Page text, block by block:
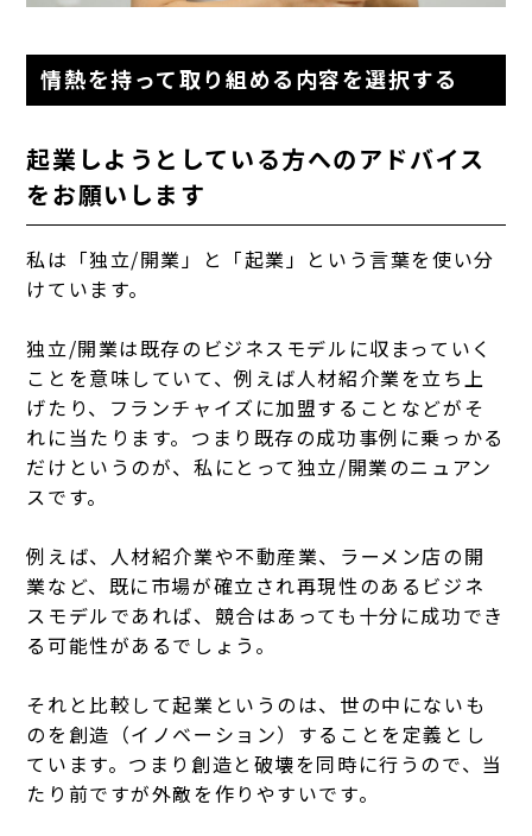
情熱を持って取り組める内容を選択する
起業しようとしている方へのアドバイス
をお願いします
私は「独立/開業」と「起業」という言葉を使い分
けています。
独立/開業は既存のビジネスモデルに収まっていく
ことを意味していて、例えば人材紹介業を立ち上
げたり、フランチャイズに加盟することなどがそ
れに当たります。 つまり既存の成功事例に乗っかる
だけというのが、私にとって独立/開業のニュアン
スです。
例えば、人材紹介業や不動産業、ラーメン店の開
業など、既に市場が確立され再現性のあるビジネ
スモデルであれば、競合はあっても十分に成功でき
る可能性があるでしょう。
それと比較して起業というのは、世の中にないも
のを創造（イノベーション）することを定義とし
ています。 つまり創造と破壊を同時に行うので、当
たり前ですが外敵を作りやすいです。